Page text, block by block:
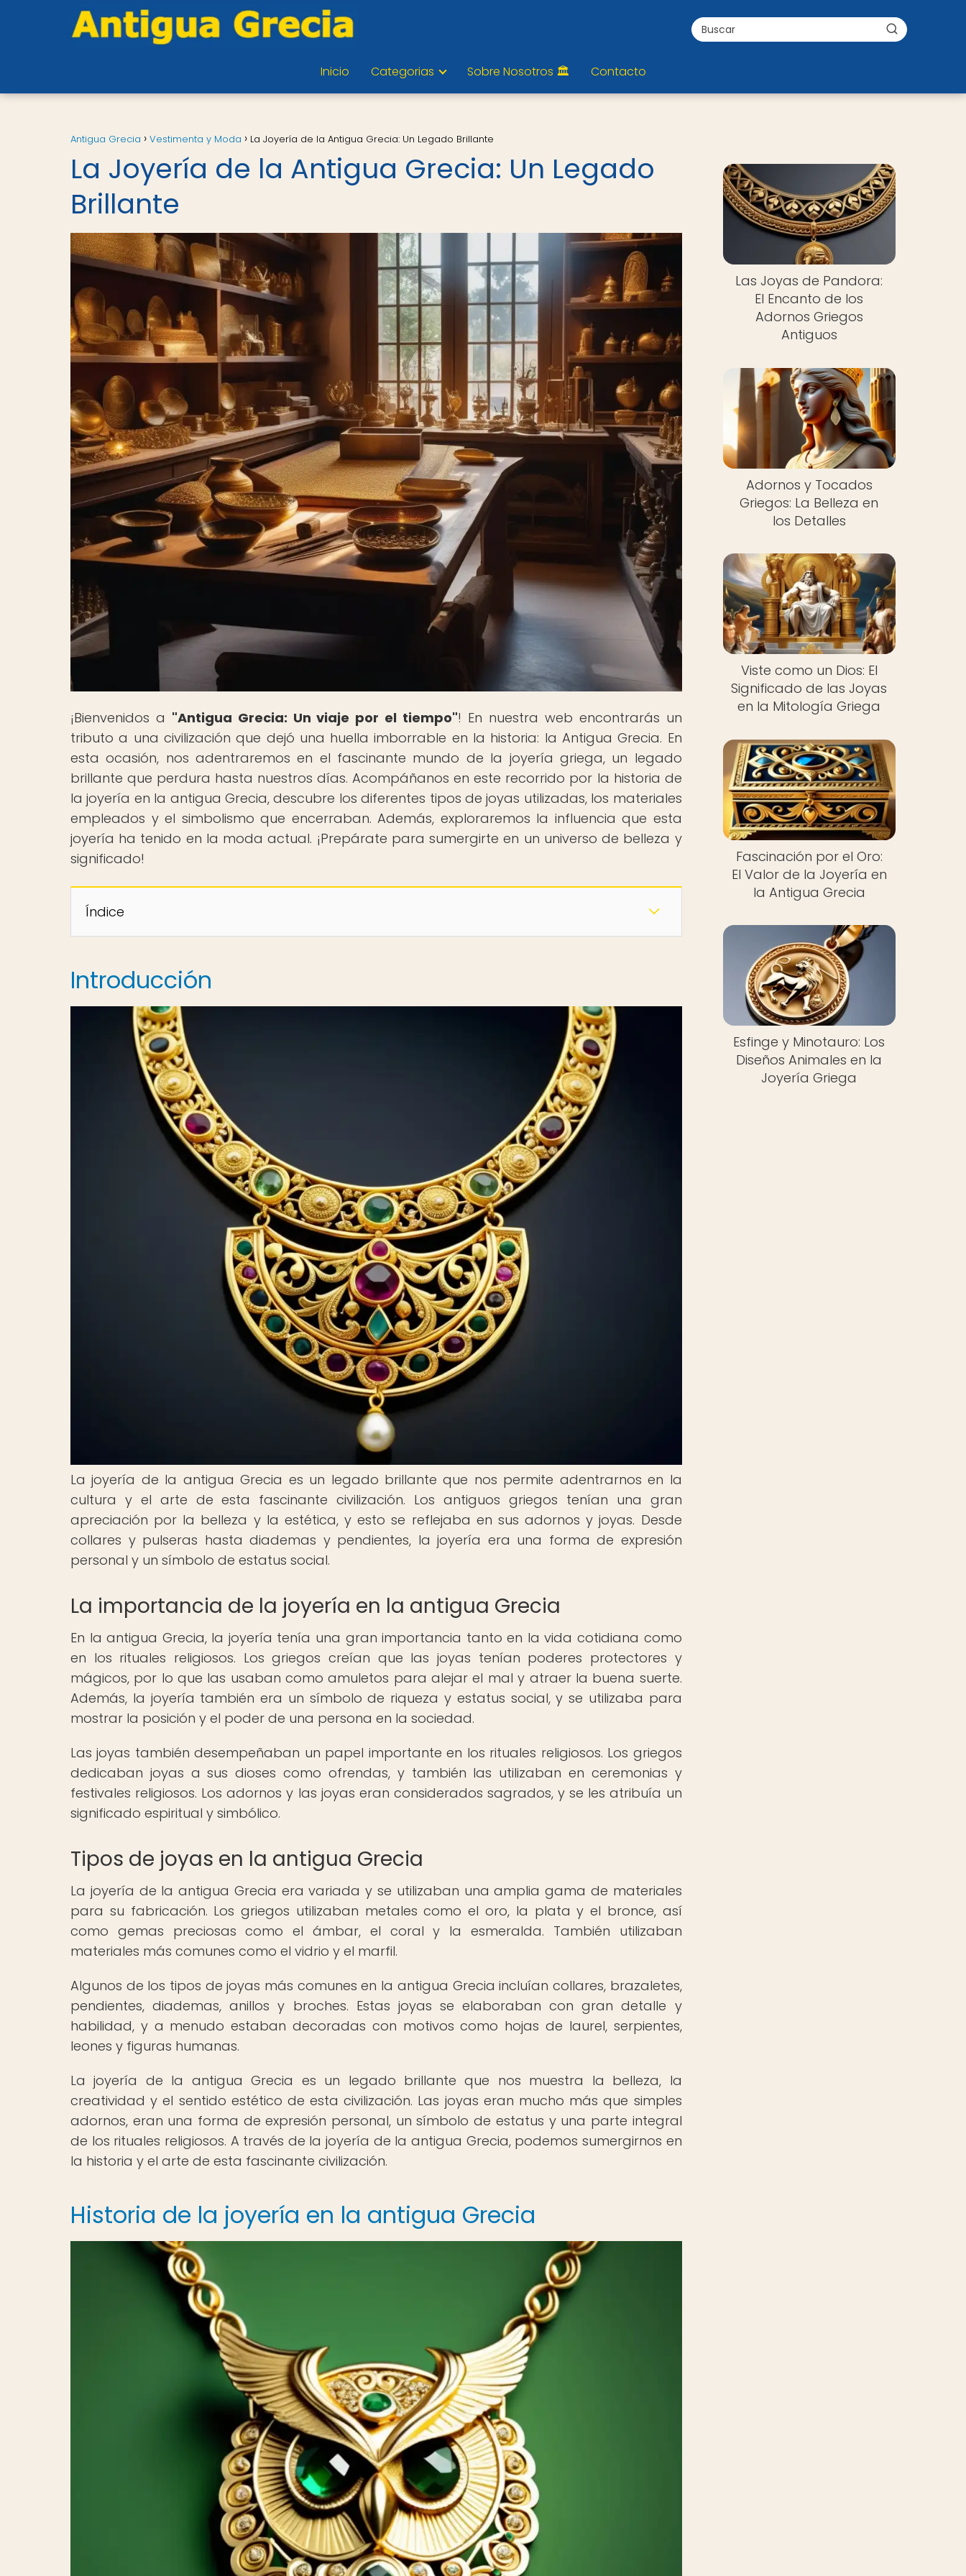
Inicio Categorias Sobre Nosotros 🏛️ Contacto
Antigua Grecia Vestimenta y Moda La Joyería de la Antigua Grecia: Un Legado Brillante
La Joyería de la Antigua Grecia: Un Legado
Brillante
¡Bienvenidos a "Antigua Grecia: Un viaje por el tiempo"! En nuestra web encontrarás un
tributo a una civilización que dejó una huella imborrable en la historia: la Antigua Grecia. En
esta ocasión, nos adentraremos en el fascinante mundo de la joyería griega, un legado
brillante que perdura hasta nuestros días. Acompáñanos en este recorrido por la historia de
la joyería en la antigua Grecia, descubre los diferentes tipos de joyas utilizadas, los materiales
empleados y el simbolismo que encerraban. Además, exploraremos la influencia que esta
joyería ha tenido en la moda actual. ¡Prepárate para sumergirte en un universo de belleza y
significado!
Índice
Introducción
La joyería de la antigua Grecia es un legado brillante que nos permite adentrarnos en la
cultura y el arte de esta fascinante civilización. Los antiguos griegos tenían una gran
apreciación por la belleza y la estética, y esto se reflejaba en sus adornos y joyas. Desde
collares y pulseras hasta diademas y pendientes, la joyería era una forma de expresión
personal y un símbolo de estatus social.
La importancia de la joyería en la antigua Grecia
En la antigua Grecia, la joyería tenía una gran importancia tanto en la vida cotidiana como
en los rituales religiosos. Los griegos creían que las joyas tenían poderes protectores y
mágicos, por lo que las usaban como amuletos para alejar el mal y atraer la buena suerte.
Además, la joyería también era un símbolo de riqueza y estatus social, y se utilizaba para
mostrar la posición y el poder de una persona en la sociedad.
Las joyas también desempeñaban un papel importante en los rituales religiosos. Los griegos
dedicaban joyas a sus dioses como ofrendas, y también las utilizaban en ceremonias y
festivales religiosos. Los adornos y las joyas eran considerados sagrados, y se les atribuía un
significado espiritual y simbólico.
Tipos de joyas en la antigua Grecia
La joyería de la antigua Grecia era variada y se utilizaban una amplia gama de materiales
para su fabricación. Los griegos utilizaban metales como el oro, la plata y el bronce, así
como gemas preciosas como el ámbar, el coral y la esmeralda. También utilizaban
materiales más comunes como el vidrio y el marfil.
Algunos de los tipos de joyas más comunes en la antigua Grecia incluían collares, brazaletes,
pendientes, diademas, anillos y broches. Estas joyas se elaboraban con gran detalle y
habilidad, y a menudo estaban decoradas con motivos como hojas de laurel, serpientes,
leones y figuras humanas.
La joyería de la antigua Grecia es un legado brillante que nos muestra la belleza, la
creatividad y el sentido estético de esta civilización. Las joyas eran mucho más que simples
adornos, eran una forma de expresión personal, un símbolo de estatus y una parte integral
de los rituales religiosos. A través de la joyería de la antigua Grecia, podemos sumergirnos en
la historia y el arte de esta fascinante civilización.
Historia de la joyería en la antigua Grecia
Las Joyas de Pandora:
El Encanto de los
Adornos Griegos
Antiguos
Adornos y Tocados
Griegos: La Belleza en
los Detalles
Viste como un Dios: El
Significado de las Joyas
en la Mitología Griega
Fascinación por el Oro:
El Valor de la Joyería en
la Antigua Grecia
Esfinge y Minotauro: Los
Diseños Animales en la
Joyería Griega